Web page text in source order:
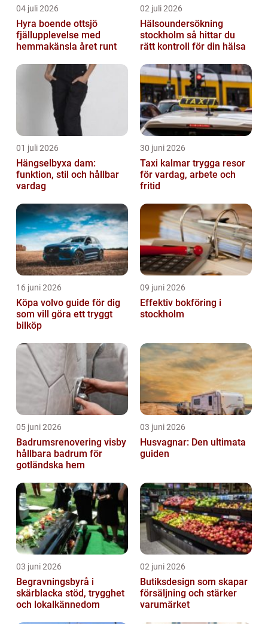
04 juli 2026
Hyra boende ottsjö
fjällupplevelse med
hemmakänsla året runt
02 juli 2026
Hälsoundersökning
stockholm så hittar du
rätt kontroll för din hälsa
01 juli 2026
Hängselbyxa dam:
funktion, stil och hållbar
vardag
30 juni 2026
Taxi kalmar trygga resor
för vardag, arbete och
fritid
16 juni 2026
Köpa volvo guide för dig
som vill göra ett tryggt
bilköp
09 juni 2026
Effektiv bokföring i
stockholm
05 juni 2026
Badrumsrenovering visby
hållbara badrum för
gotländska hem
03 juni 2026
Husvagnar: Den ultimata
guiden
03 juni 2026
Begravningsbyrå i
skärblacka stöd, trygghet
och lokalkännedom
02 juni 2026
Butiksdesign som skapar
försäljning och stärker
varumärket